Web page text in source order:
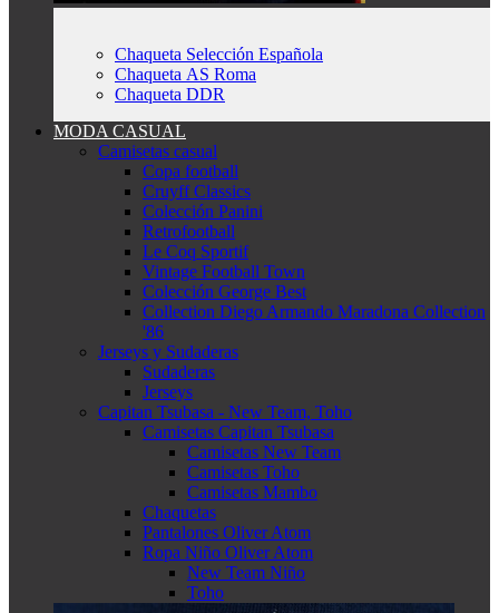
Chaqueta Selección Española
Chaqueta AS Roma
Chaqueta DDR
MODA CASUAL
Camisetas casual
Copa football
Cruyff Classics
Colección Panini
Retrofootball
Le Coq Sportif
Vintage Football Town
Colección George Best
Collection Diego Armando Maradona Collection
'86
Jerseys y Sudaderas
Sudaderas
Jerseys
Capitan Tsubasa - New Team, Toho
Camisetas Capitan Tsubasa
Camisetas New Team
Camisetas Toho
Camisetas Mambo
Chaquetas
Pantalones Oliver Atom
Ropa Niño Oliver Atom
New Team Niño
Toho